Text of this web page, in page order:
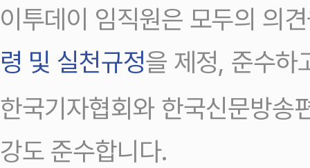
이투데이 임직원은 모두의 의
령 및 실천규정을 제정, 준수하
한국기자협회와 한국신문방송
강도 준수합니다.